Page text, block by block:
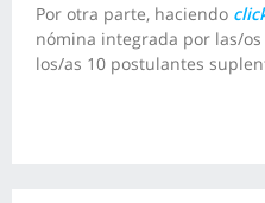
Por otra parte, haciendo
nómina integrada por las/
los/as 10 postulantes